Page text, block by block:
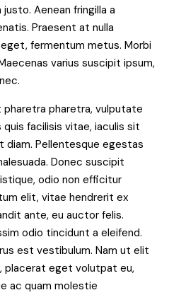
Aenean fringilla a
Praesent at nulla
fermentum metus. Morbi
varius suscipit ipsum,
pharetra pharetra, vulputate
facilisis vitae, iaculis sit
diam. Pellentesque egestas
Donec suscipit
odio non efficitur
elit, vitae hendrerit ex
ante, eu auctor felis.
odio tincidunt a eleifend.
est vestibulum. Nam ut elit
placerat eget volutpat eu,
ac quam molestie